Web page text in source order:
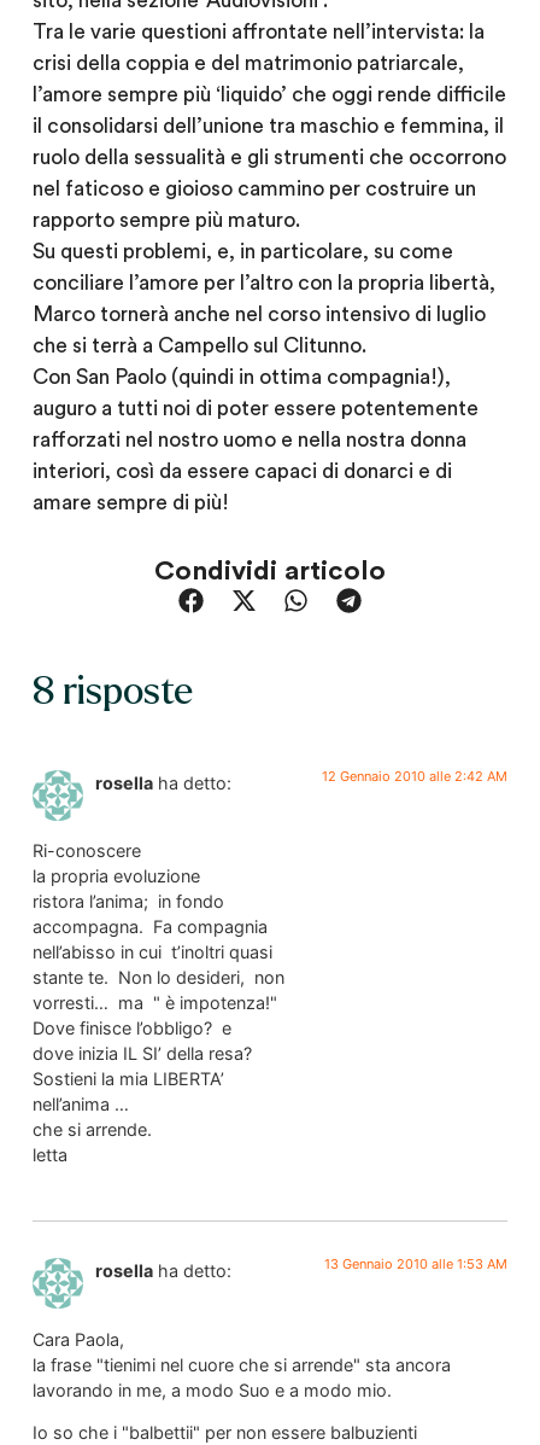
Tra le varie questioni affrontate nell’intervista: la
crisi della coppia e del matrimonio patriarcale,
l’amore sempre più ‘liquido’ che oggi rende difficile
il consolidarsi dell’unione tra maschio e femmina, il
ruolo della sessualità e gli strumenti che occorrono
nel faticoso e gioioso cammino per costruire un
rapporto sempre più maturo.
Su questi problemi, e, in particolare, su come
conciliare l’amore per l’altro con la propria libertà,
Marco tornerà anche nel corso intensivo di luglio
che si terrà a Campello sul Clitunno.
Con San Paolo (quindi in ottima compagnia!),
auguro a tutti noi di poter essere potentemente
rafforzati nel nostro uomo e nella nostra donna
interiori, così da essere capaci di donarci e di
amare sempre di più!
Condividi articolo
8 risposte
rosella ha detto: 12 Gennaio 2010 alle 2:42 AM
Ri-conoscere
la propria evoluzione
ristora l’anima; in fondo
accompagna. Fa compagnia
nell’abisso in cui t’inoltri quasi
stante te. Non lo desideri, non
vorresti… ma " è impotenza!"
Dove finisce l’obbligo? e
dove inizia IL SI’ della resa?
Sostieni la mia LIBERTA’
nell’anima …
che si arrende.
letta
rosella ha detto: 13 Gennaio 2010 alle 1:53 AM
Cara Paola,
la frase "tienimi nel cuore che si arrende" sta ancora
lavorando in me, a modo Suo e a modo mio.
Io so che i "balbettii" per non essere balbuzienti